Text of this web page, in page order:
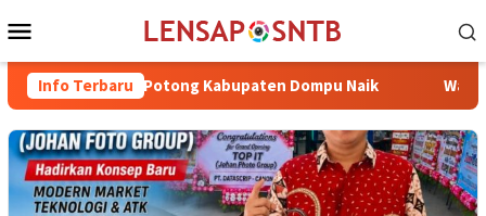
ke
Mobile
Info Terbaru
Potong Kabupaten Dompu Naik Wakil Bupati